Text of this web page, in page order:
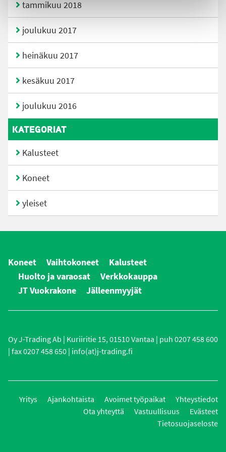
tammikuu 2018
joulukuu 2017
heinäkuu 2017
kesäkuu 2017
joulukuu 2016
KATEGORIAT
Kalusteet
Koneet
yleiset
Koneet Vaihtokoneet
Kalusteet
Huolto ja varaosat
Verkkokauppa
JT Vuokrakone
Jälleenmyyjät
Oy J-Trading Ab | Kuriiritie 15, 01510 Vantaa | puh 0207 458 600
| fax 0207 458 650 | info(at)j-trading.fi
Yritys Ajankohtaista Avoimet työpaikat
Yhteystiedot
Ota yhteyttä
Vastuullisuus
Evästeet
Tietosuojaseloste